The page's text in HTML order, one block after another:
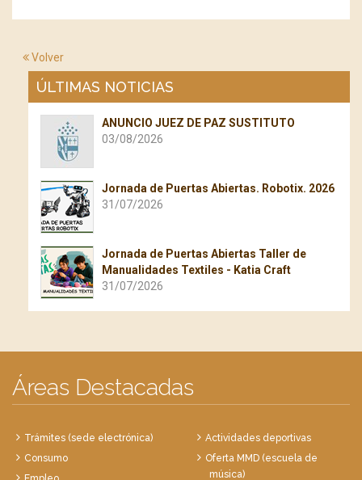
Volver
ÚLTIMAS NOTICIAS
ANUNCIO JUEZ DE PAZ SUSTITUTO
03/08/2026
Jornada de Puertas Abiertas. Robotix. 2026
31/07/2026
Jornada de Puertas Abiertas Taller de
Manualidades Textiles - Katia Craft
31/07/2026
Áreas Destacadas
Trámites (sede electrónica)
Consumo
Actividades deportivas
Oferta MMD (escuela de
música)